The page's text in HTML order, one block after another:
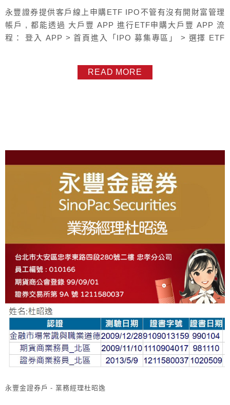
永豐證券提供客戶線上申購ETF IPO不管有沒有開財富管理
帳戶 , 都能透過 大戶豐 APP 進行ETF申購大戶豐 APP 流
程： 登入 APP > 首頁進入「IPO 募集專區」 > 選擇 ETF
請、客製化推播提醒募集期限、自動比對集保帳號免收實體
存摺。但建議有空就開財富管理帳戶 , 財富管理帳戶好處是
READ MORE
永豐金證券戶 - 業務經理杜昭逸